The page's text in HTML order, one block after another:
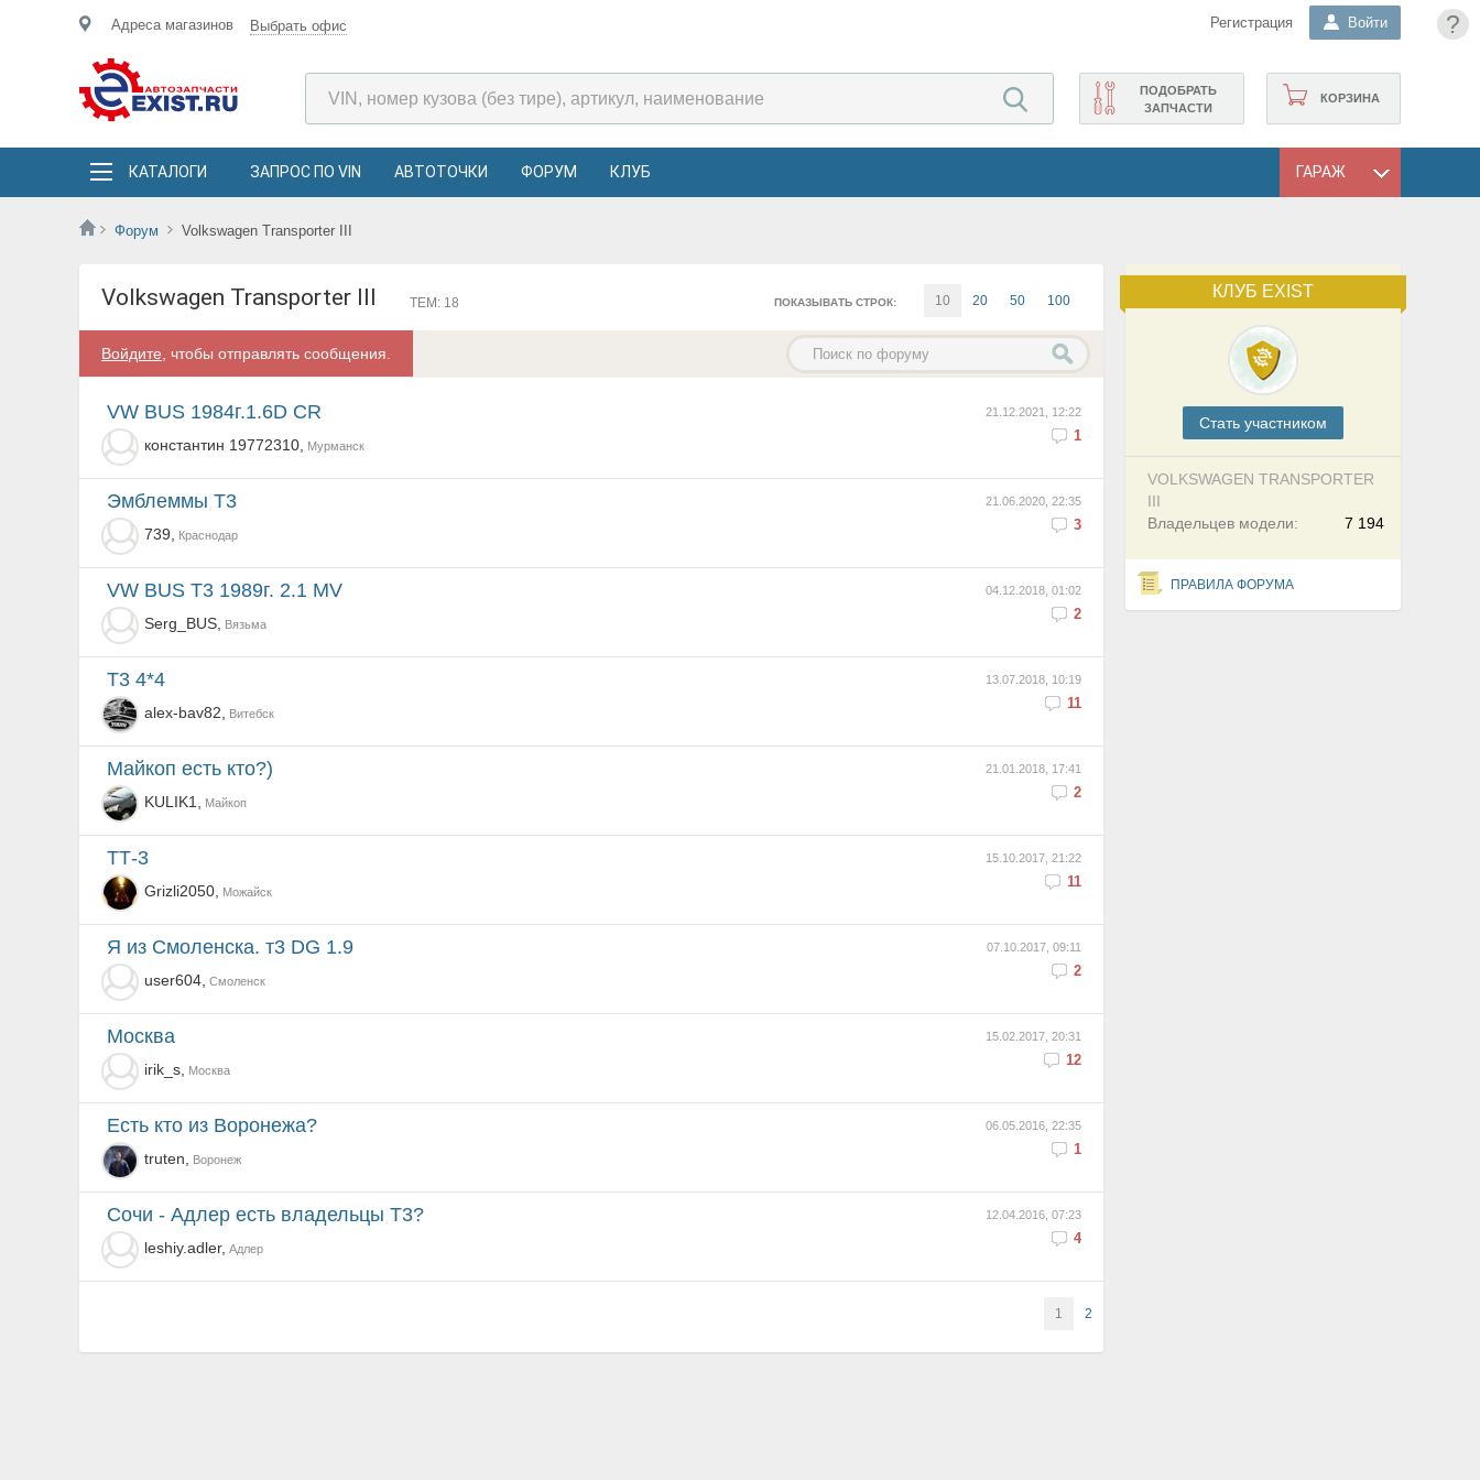
?
Адреса магазинов Выбрать офис Регистрация Войти
КОРЗИНА
ПОДОБРАТЬ
ЗАПЧАСТИ
КАТАЛОГИ ЗАПРОС ПО VIN АВТОТОЧКИ ФОРУМ КЛУБ ГАРАЖ
Форум Volkswagen Transporter III
КЛУБ EXIST
Cтать участником
VOLKSWAGEN TRANSPORTER
III
7 194
Владельцев модели:
ПРАВИЛА ФОРУМА
Volkswagen Transporter III ПОКАЗЫВАТЬ СТРОК: 10 20 50 100
ТЕМ: 18
Войдите , чтобы отправлять сообщения.
21.12.2021, 12:22
1
VW BUS 1984г.1.6D CR
константин 19772310, Мурманск
21.06.2020, 22:35
3
Эмблеммы Т3
739, Краснодар
04.12.2018, 01:02
2
VW BUS T3 1989г. 2.1 MV
Serg_BUS, Вязьма
13.07.2018, 10:19
11
T3 4*4
alex-bav82, Витебск
21.01.2018, 17:41
2
Майкоп есть кто?)
KULIK1, Майкоп
15.10.2017, 21:22
11
ТТ-3
Grizli2050, Можайск
07.10.2017, 09:11
2
Я из Смоленска. т3 DG 1.9
user604, Смоленск
15.02.2017, 20:31
12
москва
irik_s, Москва
06.05.2016, 22:35
1
Есть кто из Воронежа?
truten, Воронеж
12.04.2016, 07:23
4
Сочи - Адлер есть владельцы Т3?
leshiy.adler, Адлер
1 2